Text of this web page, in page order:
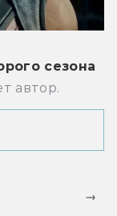
сезона
автор.